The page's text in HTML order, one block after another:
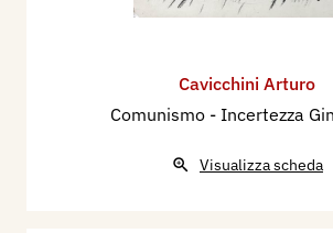
Cavicchini Arturo
Comunismo - Incertezza
Visualizza scheda